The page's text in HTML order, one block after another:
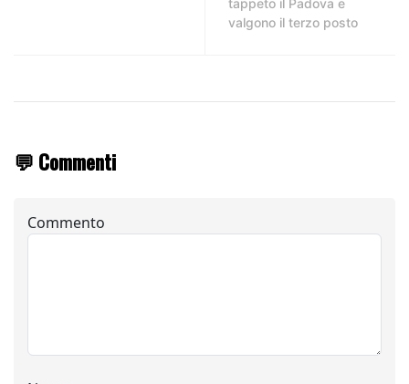
valgono il terzo posto
💬 Commenti